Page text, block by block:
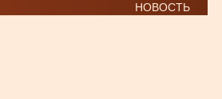
НОВОСТЬ